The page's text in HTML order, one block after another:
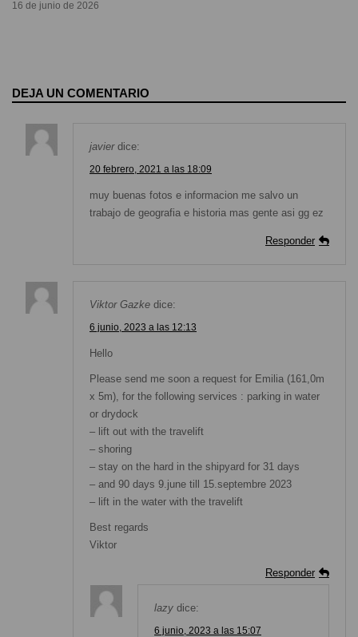
16 de junio de 2026
DEJA UN COMENTARIO
javier dice:
20 febrero, 2021 a las 18:09
muy buenas fotos e informacion me salvo un
trabajo de geografia e historia mas gente asi gg ez
Responder
Viktor Gazke dice:
6 junio, 2023 a las 12:13
Hello
Please send me soon a request for Emilia (161,0m
x 5m), for the following services : parking in water
or drydock
– lift out with the travelift
– shoring
– stay on the hard in the shipyard for 31 days
– and 90 days 9.june till 15.septembre 2023
– lift in the water with the travelift
Best regards
Viktor
Responder
lazy dice:
6 junio, 2023 a las 15:07